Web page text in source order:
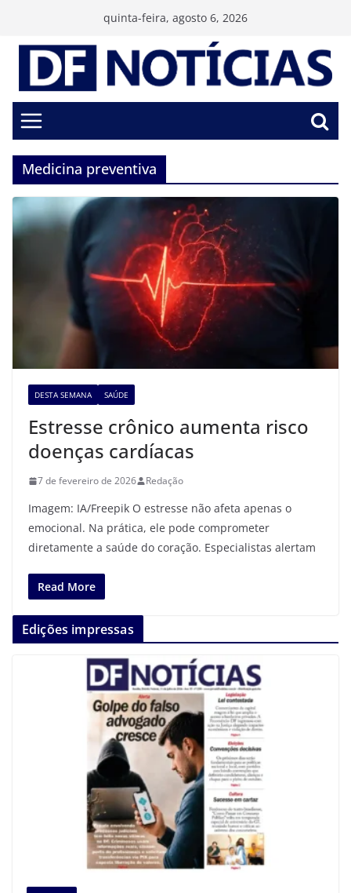
conteúdo
quinta-feira, agosto 6, 2026
Medicina preventiva
DESTA SEMANA SAÚDE
Estresse crônico aumenta risco
doenças cardíacas
7 de fevereiro de 2026 Redação
Imagem: IA/Freepik O estresse não afeta apenas o
emocional. Na prática, ele pode comprometer
diretamente a saúde do coração. Especialistas alertam
Read More
Edições impressas